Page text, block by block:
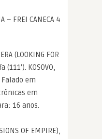
– FREI CANECA 4
(LOOKING FOR
(111′). KOSOVO,
Falado em
em
16 anos.
OF EMPIRE),